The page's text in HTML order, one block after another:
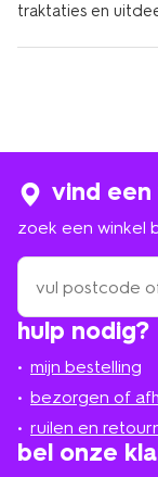
traktaties en
hulp nodig?
mijn bestelling
bezorgen of
ruilen en
bel onze
vind een
zoek een winkel
zoek
een
winkel
bij
in
de
buurt